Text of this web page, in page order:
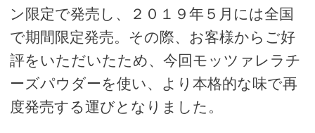
ン限定で発売し、２０１９年５月には全国
で期間限定発売。その際、お客様からご好
評をいただいたため、今回モッツァレラチ
ーズパウダーを使い、より本格的な味で再
度発売する運びとなりました。